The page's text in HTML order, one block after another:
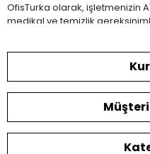
OfisTurka olarak, işletmenizin
medikal ve temizlik
zincirinizi güçlendiriyor ve
Alt